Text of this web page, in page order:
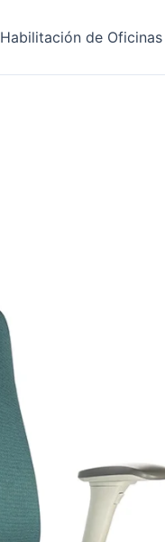
Habilitación de Oficinas